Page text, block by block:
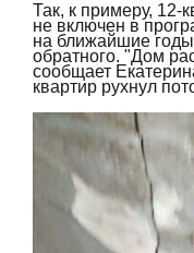
Так, к примеру, 12-
не включен в
на ближайшие
обратного. "Дом
сообщает
квартир рухнул